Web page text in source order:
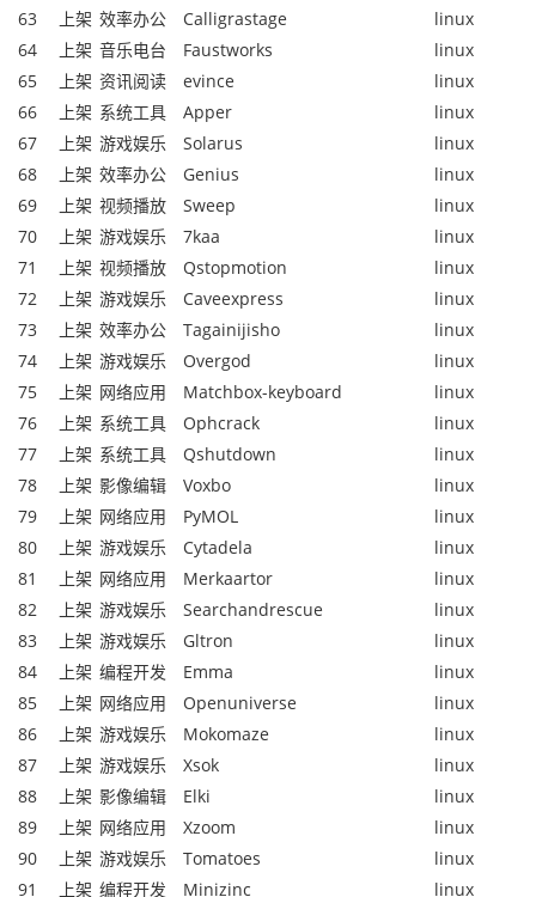
63
上架 效率办公 Calligrastage
linux
64
上架 音乐电台 Faustworks
linux
65
上架 资讯阅读 evince
linux
66
上架 系统工具 Apper
linux
67
上架 游戏娱乐 Solarus
linux
68
上架 效率办公 Genius
linux
69
上架 视频播放 Sweep
linux
70
上架 游戏娱乐 7kaa
linux
71
上架 视频播放 Qstopmotion
linux
72
上架 游戏娱乐 Caveexpress
linux
73
上架 效率办公 Tagainijisho
linux
74
上架 游戏娱乐 Overgod
linux
75
上架 网络应用 Matchbox-keyboard
linux
76
上架 系统工具 Ophcrack
linux
77
上架 系统工具 Qshutdown
linux
78
上架 影像编辑 Voxbo
linux
79
上架 网络应用 PyMOL
linux
80
上架 游戏娱乐 Cytadela
linux
81
上架 网络应用 Merkaartor
linux
82
上架 游戏娱乐 Searchandrescue
linux
83
上架 游戏娱乐 Gltron
linux
84
上架 编程开发 Emma
linux
85
上架 网络应用 Openuniverse
linux
86
上架 游戏娱乐 Mokomaze
linux
87
上架 游戏娱乐 Xsok
linux
88
上架 影像编辑 Elki
linux
89
上架 网络应用 Xzoom
linux
90
上架 游戏娱乐 Tomatoes
linux
91
上架 编程开发 Minizinc linux